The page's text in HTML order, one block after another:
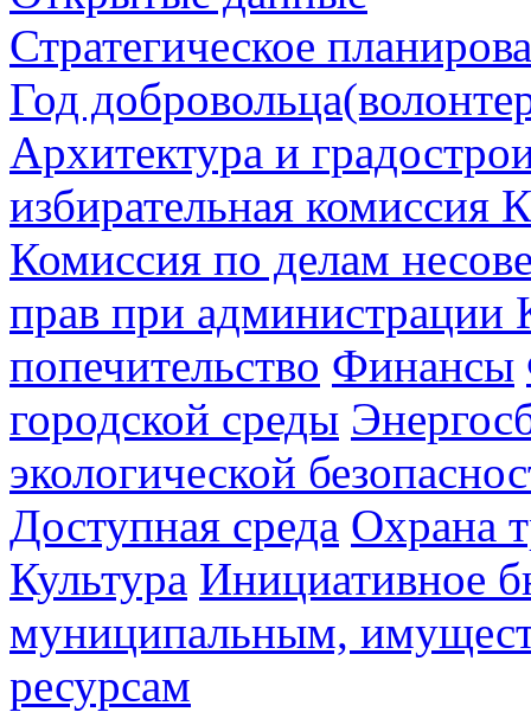
Стратегическое
Год
Архитектура и
избирательная комиссия
Комиссия по делам
прав при администрации
попечительство Финансы
городской среды
экологической
Доступная среда Охрана
Культура Инициативное
муниципальным,
ресурсам